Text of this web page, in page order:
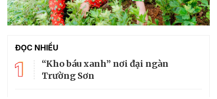
ĐỌC NHIỀU
1
“Kho báu xanh” nơi đại ngàn
Trường Sơn